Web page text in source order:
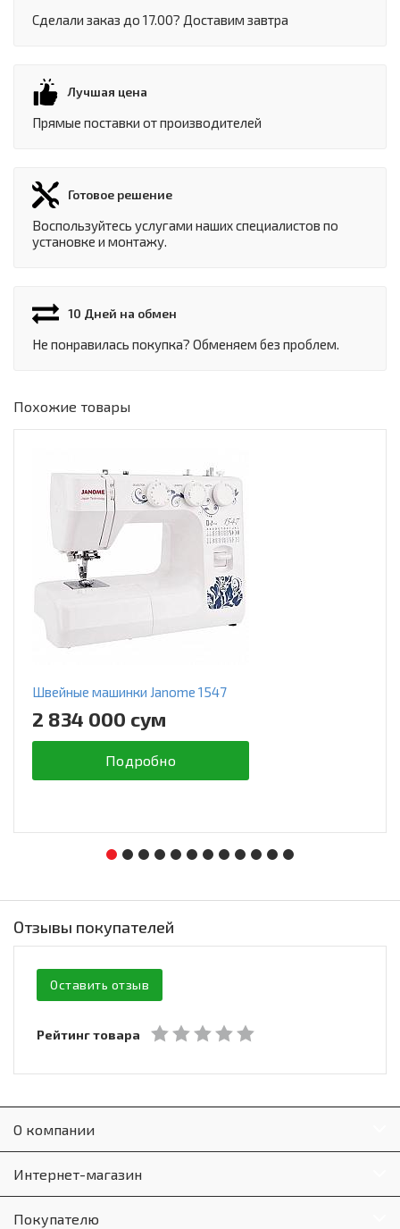
Сделали заказ до 17.00? Доставим завтра
Лучшая цена
Прямые поставки от производителей
Готовое решение
Воспользуйтесь услугами наших специалистов по
установке и монтажу.
10 Дней на обмен
Не понравилась покупка? Обменяем без проблем.
Похожие товары
Швейные машинки Janome 1547
2 834 000 сум
Подробно
Отзывы покупателей
Оставить отзыв
Рейтинг товара
О компании
Интернет-магазин
Покупателю